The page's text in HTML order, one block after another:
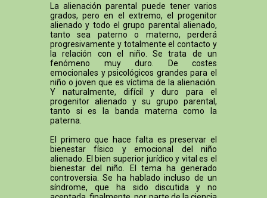
La alienación parental puede tener varios
grados, pero en el extremo, el progenitor
alienado y todo el grupo parental alienado,
tanto sea paterno o materno, perderá
progresivamente y totalmente el contacto y
la relación con el niño. Se trata de un
fenómeno muy duro. De costes
emocionales y psicológicos grandes para el
niño o joven que es víctima de la alienación.
Y naturalmente, difícil y duro para el
progenitor alienado y su grupo parental,
tanto si es la banda materna como la
paterna.
El primero que hace falta es preservar el
bienestar físico y emocional del niño
alienado. El bien superior jurídico y vital es el
bienestar del niño. El tema ha generado
controversia. Se ha hablado incluso de un
síndrome, que ha sido discutida y no